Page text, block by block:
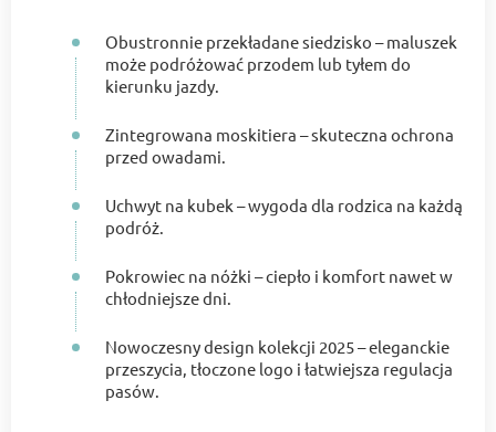
Obustronnie przekładane siedzisko – maluszek
może podróżować przodem lub tyłem do
kierunku jazdy.
Zintegrowana moskitiera – skuteczna ochrona
przed owadami.
Uchwyt na kubek – wygoda dla rodzica na każdą
podróż.
Pokrowiec na nóżki – ciepło i komfort nawet w
chłodniejsze dni.
Nowoczesny design kolekcji 2025 – eleganckie
przeszycia, tłoczone logo i łatwiejsza regulacja
pasów.